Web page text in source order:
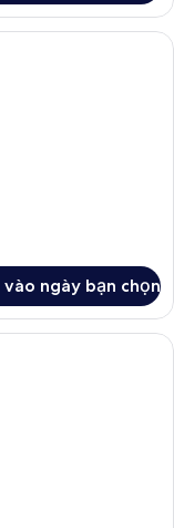
ban công | Bộ đồ
vào ngày bạn chọn
chuẩn, ban công